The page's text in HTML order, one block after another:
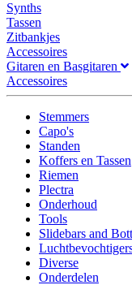
Synths
Tassen
Zitbankjes
Accessoires
Gitaren en Basgitaren
Accessoires
Stemmers
Capo's
Standen
Koffers en Tassen
Riemen
Plectra
Onderhoud
Tools
Slidebars and
Diverse
Onderdelen